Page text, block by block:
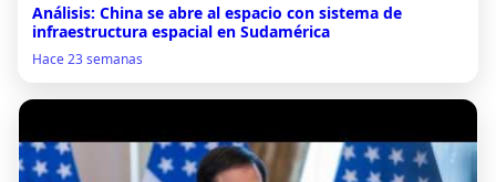
Análisis: China se abre al espacio con sistema de
infraestructura espacial en Sudamérica
Hace 23 semanas